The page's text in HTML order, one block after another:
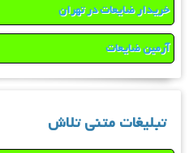
خریدار ضایعات در تهران
آرمین ضایعات
تبلیغات متنی تلاش